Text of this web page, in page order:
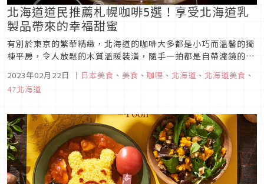
北海道道民推薦札幌咖啡5選！享受北海道乳
製品帶來的幸福甜蜜
有別於東京的繁華精緻，北海道的咖啡大多都是小巧而溫馨的獨
棟平房，令人放鬆的木質溫暖裝潢，隨手一拍都是自帶濾鏡的日
品嚐北海道最新鮮的道產美味吧！
2023年02月22日 ｜ 日本美食 、 美食 、 咖哩 、 北海道 、 北海道美食 、
47北海道